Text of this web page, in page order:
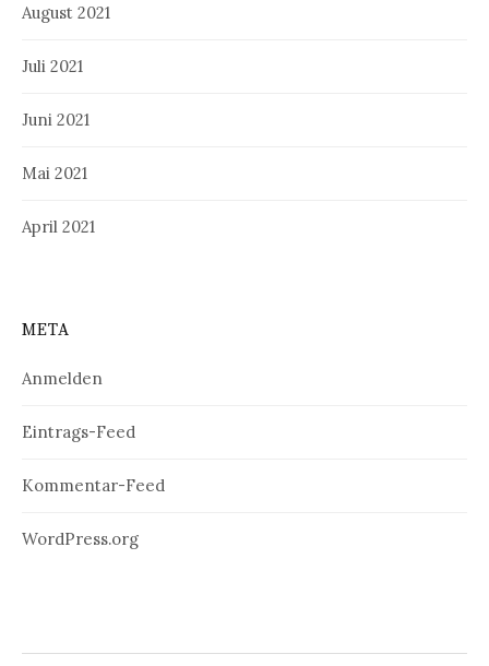
August 2021
Juli 2021
Juni 2021
Mai 2021
April 2021
META
Anmelden
Eintrags-Feed
Kommentar-Feed
WordPress.org